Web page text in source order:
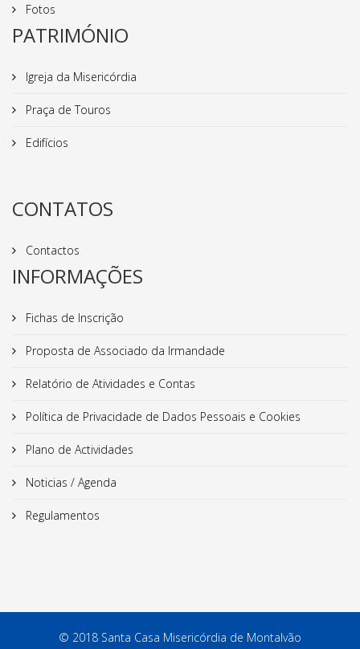
Fotos
PATRIMÓNIO
Igreja da Misericórdia
Praça de Touros
Edifícios
CONTATOS
Contactos
INFORMAÇÕES
Fichas de Inscrição
Proposta de Associado da Irmandade
Relatório de Atividades e Contas
Política de Privacidade de Dados Pessoais e Cookies
Plano de Actividades
Noticias / Agenda
Regulamentos
© 2018 Santa Casa Misericórdia de Montalvão